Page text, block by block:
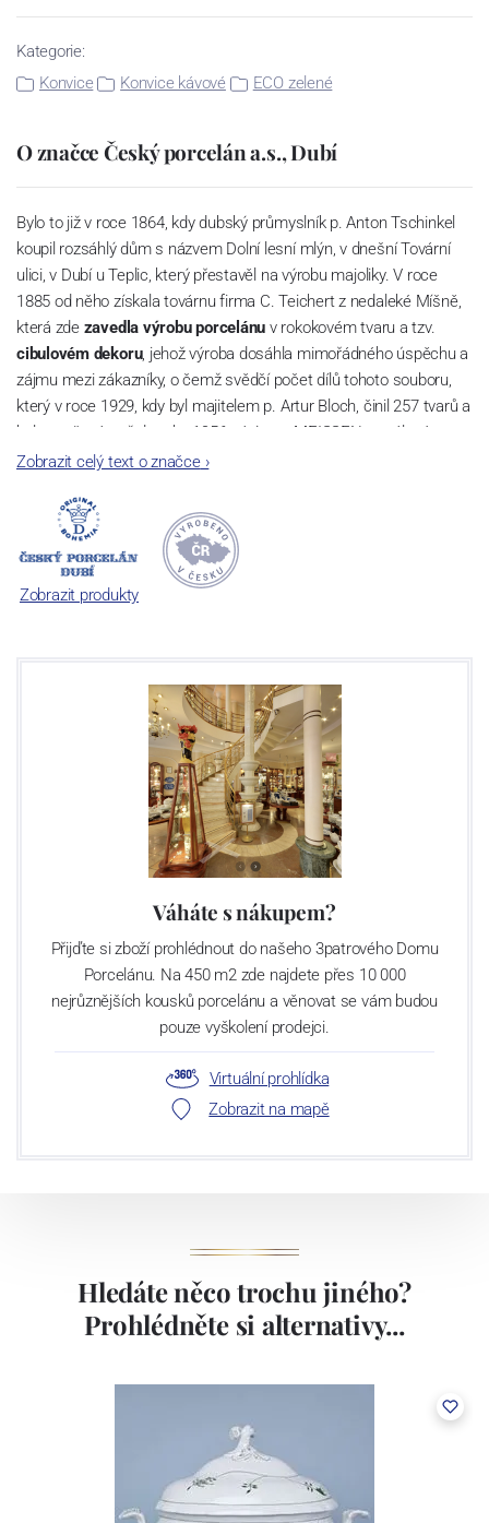
Kategorie:
Konvice
Konvice kávové ECO zelené
O značce Český porcelán a.s., Dubí
Bylo to již v roce 1864, kdy dubský průmyslník p. Anton Tschinkel
koupil rozsáhlý dům s názvem Dolní lesní mlýn, v dnešní Tovární
ulici, v Dubí u Teplic, který přestavěl na výrobu majoliky. V roce
1885 od něho získala továrnu firma C. Teichert z nedaleké Míšně,
která zdezavedla výrobu porcelánu v rokokovém tvaru a tzv.
cibulovém dekoru, jehož výroba dosáhla mimořádného úspěchu a
zájmu mezi zákazníky, o čemž svědčí počet dílů tohoto souboru,
který v roce 1929, kdy byl majitelem p. Artur Bloch, činil 257 tvarů a
byl označován až do roku 1956 nápisem MEISSEN v oválovém
rámečku.
Dnes, kdy čtete tento úvod, nese firma název
počet jeho dílů v cibulovém provedení je 850 tvarů. Tyto výrobky
jsou garantovány Asociací sklářského a keramického průmyslu
České republiky jako „
Český výrobek
Zobrazit celý text o značce›
Zobrazit produkty
Váháte s nákupem?
Přijďte si zboží prohlédnout do našeho 3patrového Domu
Porcelánu. Na 450 m2 zde najdete přes 10 000
nejrůznějších kousků porcelánu a věnovat se vám budou
pouze vyškolení prodejci.
Virtuální prohlídka
Zobrazit na mapě
Hledáte něco trochu jiného?
Prohlédněte si alternativy...